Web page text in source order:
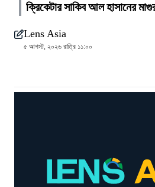
ক্রিকেটার সাকিব আল হাসানের
Lens Asia
৫ আগস্ট, ২০২৬ রাত্রি ১১:০০